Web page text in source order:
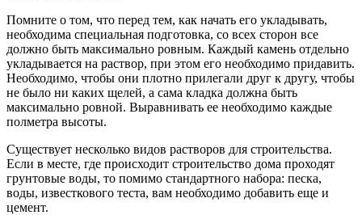
Помните о том, что перед тем, как начать его укладывать,
необходима специальная подготовка, со всех сторон все
должно быть максимально ровным. Каждый камень отдельно
укладывается на раствор, при этом его необходимо придавить.
Необходимо, чтобы они плотно прилегали друг к другу, чтобы
не было ни каких щелей, а сама кладка должна быть
максимально ровной. Выравнивать ее необходимо каждые
полметра высоты.
Существует несколько видов растворов для строительства.
Если в месте, где происходит строительство дома проходят
грунтовые воды, то помимо стандартного набора: песка,
воды, известкового теста, вам необходимо добавить еще и
цемент.